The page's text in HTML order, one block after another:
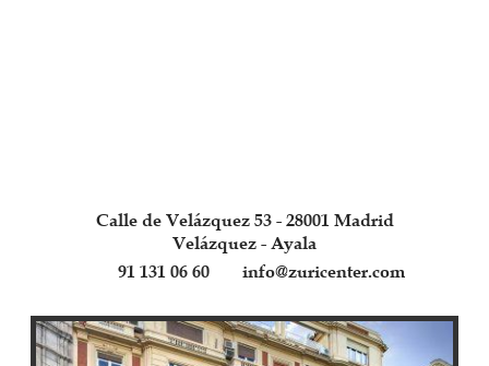
Calle de Velázquez 53 - 28001 Madrid
Velázquez - Ayala
91 131 06 60
info@zuricenter.com